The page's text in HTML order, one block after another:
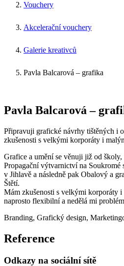
Vouchery
Akcelerační vouchery
Galerie kreativců
Pavla Balcarová – grafika
Pavla Balcarová –
Připravuji grafické návrhy tištěných i
zkušenosti s velkými korporáty i
Grafice a umění se věnuji již od
Propagační výtvarnictví na Soukromé
v Jihlavě a následně pak Obalový a
Štětí.
Mám zkušenosti s velkými korporáty
naprosto flexibilní a nedělá mi
Branding, Grafický design,
Reference
Odkazy na sociální sítě